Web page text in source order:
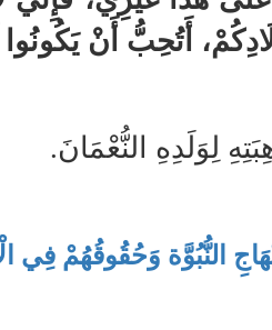
أَتُحِبُّ أَنْ
لِوَلَدِهِ النُّعْمَانَ.
النُّبُوَّة وَحُقُوقُهُمْ فِي